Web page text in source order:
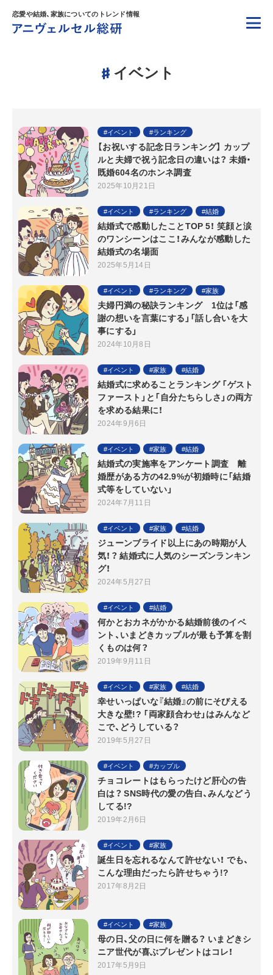
恋愛や結婚、家族についてのトレンド情報
イベント
イベント ランキング
【お祝いする記念日ランキング】 カップ
ルと夫婦で祝う記念日の違いは？ 未婚・
既婚604名のホンネ調査
2025年10月21日
イベント ランキング 結婚
結婚式で感動したことTOP 5！ 笑顔と涙
のワンシーンはここ！みんなが感動した
結婚式の名場面
2025年5月14日
イベント ランキング 家族
夫婦円満の秘訣ランキング 1位は「感
謝の想いを言葉にする」「話し合いを大
事にする」
2024年10月8日
イベント 家族 結婚
結婚式に求めることランキング 「ゲスト
ファースト」と「自分たちらしさ」の両方
を求める結果に！
2024年9月6日
イベント 家族 結婚
結婚式の実施率をアンケート調査 離
婚歴がある方の42.9%が初婚時に「結婚
式等をしていない」
2024年7月11日
イベント 家族 結婚
ジューンブライド以上にあの時期が人
気！？ 結婚式に人気のシーズンランキン
グ！
2024年5月27日
イベント 結婚
何かとおカネがかかる結婚前後のイベ
ント、いまどきカップルが最も予算を割
くものは何？
2019年9月11日
イベント 家族 結婚
幸せいっぱいな『結婚』の前にそびえる
大きな壁!? 「両家顔合わせ」はみんなど
こで、どうしている？
2019年5月27日
イベント カップル
チョコレートはもらったけど肝心の告
白は？ SNS時代の愛の告白、みんなどう
してる!?
2019年2月6日
イベント 家族
誕生日を忘れるなんて許せない！ でも、
こんな理由だったら許せちゃう!?
2017年8月2日
イベント 家族
母の日、父の日に何を贈る？ いまどきシ
ニア世代が喜ぶプレゼントはコレ！
2017年5月9日